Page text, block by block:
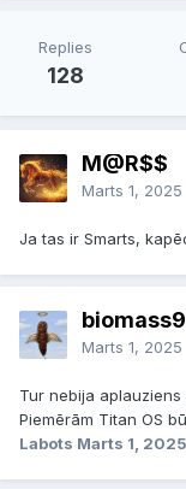
Replies
128
M@R$$
Marts 1, 2025
Ja tas ir Smarts,
Marts 1, 2025
Tur nebija aplauziens
Piemērām Titan OS
Labots Marts 1, 2025